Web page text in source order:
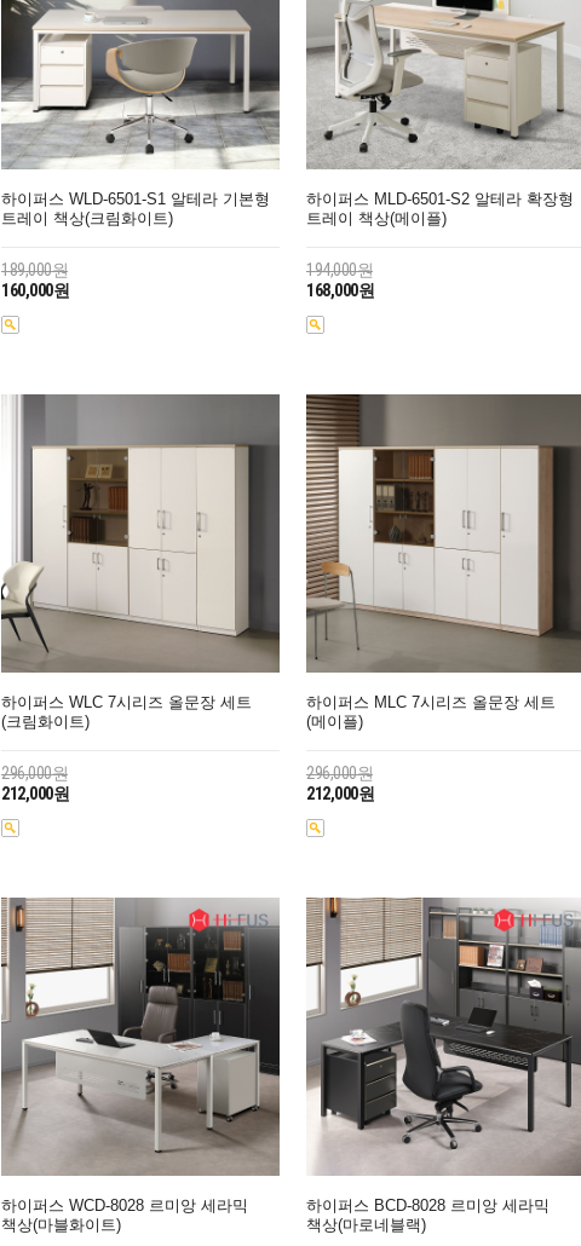
하이퍼스 WLD-6501-S1 알테라 기본형
트레이 책상(크림화이트)
189,000원
160,000원
하이퍼스 MLD-6501-S2 알테라 확장형
트레이 책상(메이플)
194,000원
168,000원
하이퍼스 WLC 7시리즈 올문장 세트
(크림화이트)
296,000원
212,000원
하이퍼스 MLC 7시리즈 올문장 세트
(메이플)
296,000원
212,000원
하이퍼스 WCD-8028 르미앙 세라믹
책상(마블화이트)
하이퍼스 BCD-8028 르미앙 세라믹
책상(마로네블랙)